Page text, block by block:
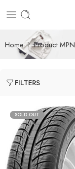
Home Product MPN
FILTERS
SOLD OUT